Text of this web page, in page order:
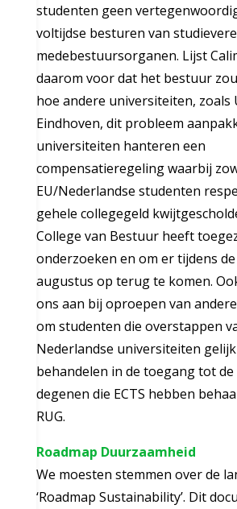
studenten geen
voltijdse besturen van
medebestuursorganen. Lijst
daarom voor dat het bestuur
hoe andere universiteiten, zoals
Eindhoven, dit probleem
universiteiten hanteren een
compensatieregeling waarbij
EU/Nederlandse studenten
gehele collegegeld
College van Bestuur heeft
onderzoeken en om er tijdens
augustus op terug te komen.
ons aan bij oproepen van
om studenten die overstappen
Nederlandse universiteiten
behandelen in de toegang tot
degenen die ECTS hebben
RUG.
Roadmap Duurzaamheid
We moesten stemmen over de
‘Roadmap Sustainability’. Dit